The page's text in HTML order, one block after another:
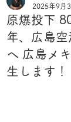
原爆投下
年、広島
へ 広島メ
生します！
2025年9月3